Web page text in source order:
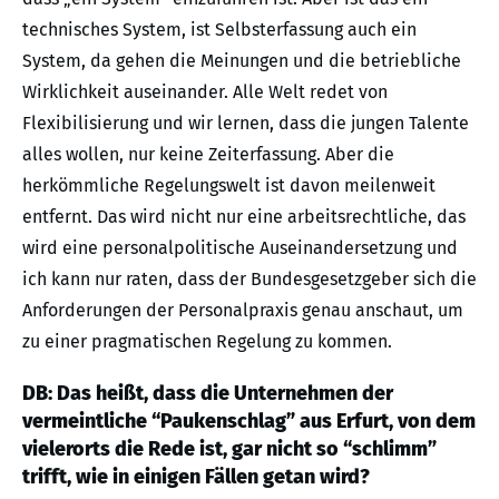
technisches System, ist Selbsterfassung auch ein
System, da gehen die Meinungen und die betriebliche
Wirklichkeit auseinander. Alle Welt redet von
Flexibilisierung und wir lernen, dass die jungen Talente
alles wollen, nur keine Zeiterfassung. Aber die
herkömmliche Regelungswelt ist davon meilenweit
entfernt. Das wird nicht nur eine arbeitsrechtliche, das
wird eine personalpolitische Auseinandersetzung und
ich kann nur raten, dass der Bundesgesetzgeber sich die
Anforderungen der Personalpraxis genau anschaut, um
zu einer pragmatischen Regelung zu kommen.
DB: Das heißt, dass die Unternehmen der
vermeintliche “Paukenschlag” aus Erfurt, von dem
vielerorts die Rede ist, gar nicht so “schlimm”
trifft, wie in einigen Fällen getan wird?